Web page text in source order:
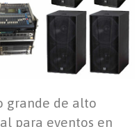
grande de alto
para eventos en